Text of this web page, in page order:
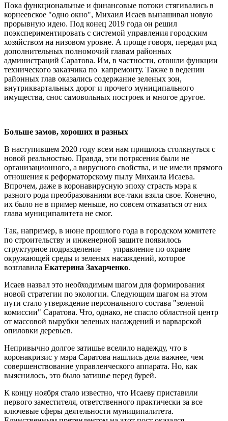
Пока функциональные и финансовые потоки стягивались в
корнеевское "одно окно", Михаил Исаев вынашивал новую
прорывную идею. Под конец 2019 года он решил
поэкспериментировать с системой управления городским
хозяйством на низовом уровне. А проще говоря, передал ряд
дополнительных полномочий главам районных
администраций Саратова. Им, в частности, отошли функции
технического заказчика по капремонту. Также в ведении
районных глав оказались содержание зеленых зон,
внутриквартальных дорог и прочего муниципального
имущества, снос самовольных построек и многое другое.
Больше замов, хороших и разных
В наступившем 2020 году всем нам пришлось столкнуться с
новой реальностью. Правда, эти потрясения были не
организационного, а вирусного свойства, и не имели прямого
отношения к реформаторскому пылу Михаила Исаева.
Впрочем, даже в коронавирусную эпоху страсть мэра к
разного рода преобразованиям все-таки взяла свое. Конечно,
их было не в пример меньше, но совсем отказаться от них
глава муниципалитета не смог.
Так, например, в июне прошлого года в городском комитете
по строительству и инженерной защите появилось
структурное подразделение — управление по охране
окружающей среды и зеленых насаждений, которое
возглавила Екатерина Захарченко.
Исаев назвал это необходимым шагом для формирования
новой стратегии по экологии. Следующим шагом на этом
пути стало утверждение персонального состава "зеленой
комиссии" Саратова. Что, однако, не спасло областной центр
от массовой вырубки зеленых насаждений и варварской
опиловки деревьев.
Непривычно долгое затишье вселило надежду, что в
коронакризис у мэра Саратова нашлись дела важнее, чем
совершенствование управленческого аппарата. Но, как
выяснилось, это было затишье перед бурей.
К концу ноября стало известно, что Исаеву приставили
первого заместителя, ответственного практически за все
ключевые сферы деятельности муниципалитета.